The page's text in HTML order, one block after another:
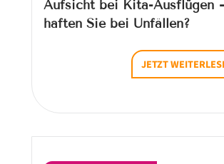
Aufsicht bei Kita-Ausflügen
haften Sie bei Unfällen?
JETZT